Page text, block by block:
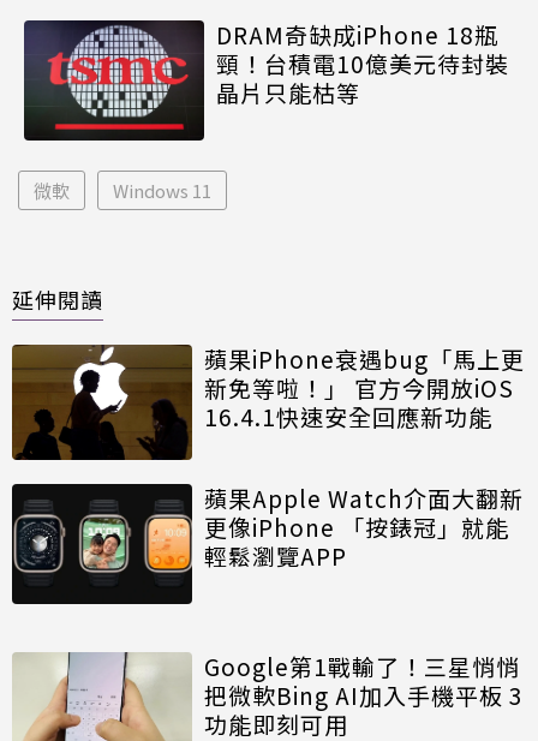
DRAM奇缺成iPhone 18瓶
頸！台積電10億美元待封裝
晶片只能枯等
微軟 Windows 11
延伸閱讀
蘋果iPhone衰遇bug「馬上更
新免等啦！」 官方今開放iOS
16.4.1快速安全回應新功能
蘋果Apple Watch介面大翻新
更像iPhone 「按錶冠」就能
輕鬆瀏覽APP
Google第1戰輸了！三星悄悄
把微軟Bing AI加入手機平板 3
功能即刻可用